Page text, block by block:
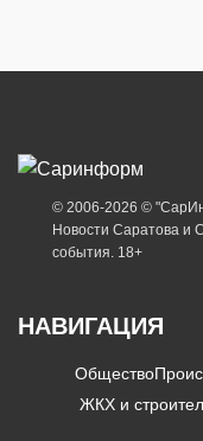
© 2006-2026 ©
Новости Саратова и
события. 18+
НАВИГАЦИЯ
Общество
ЖКХ и